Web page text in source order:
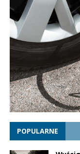
POPULARNE